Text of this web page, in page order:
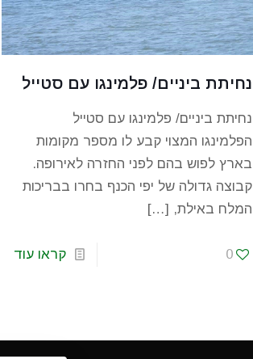
נחיתת ביניים/ פלמינגו עם סטייל
נחיתת ביניים/ פלמינגו עם סטייל
הפלמינגו המצוי קבע לו מספר מקומות
בארץ לפוש בהם לפני החזרה לאירופה.
קבוצה גדולה של יפי הכנף בחרו בבריכות
המלח באילת, […]
0 קראו עוד